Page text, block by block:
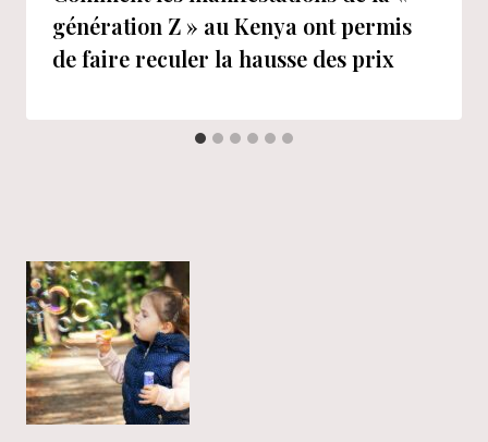
génération Z » au Kenya ont permis
de faire reculer la hausse des prix